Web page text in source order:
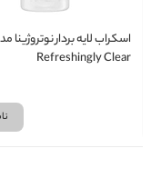
اسکراب لایه بردار نوتروژینا
Refreshingly Clear